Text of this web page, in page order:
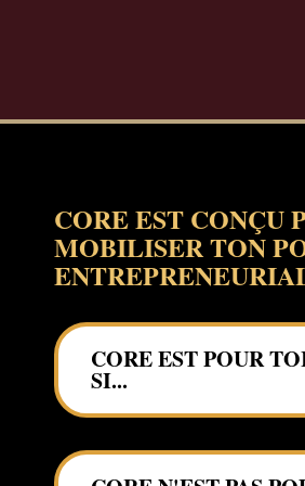
CORE EST CONÇU
MOBILISER TON
CORE EST POUR
SI...